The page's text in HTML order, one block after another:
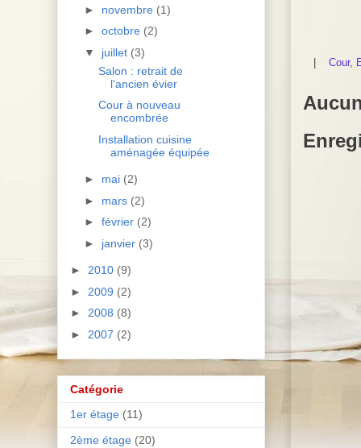
| Cour,
► novembre (1)
► octobre (2)
▼ juillet (3)
Salon : retrait de
l'ancien évier
Cour à nouveau
encombrée
Installation cuisine
aménagée équipée
► mai (2)
► mars (2)
► février (2)
► janvier (3)
► 2010 (9)
► 2009 (2)
► 2008 (8)
► 2007 (2)
Catégorie
1er étage (11)
2ème étage (20)